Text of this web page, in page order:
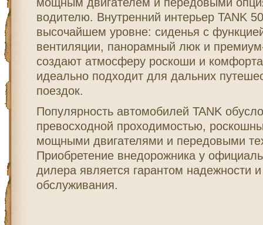
водителю. Внутренний интерьер TANK
высочайшем уровне: сиденья с
вентиляции, панорамный люк и
создают атмосферу роскоши и
идеально подходит для дальних
поездок.
Популярность автомобилей TANK
превосходной проходимостью,
мощными двигателями и передовыми
Приобретение внедорожника у
дилера является гарантом надежности
обслуживания.